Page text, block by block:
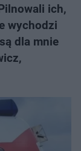
ich,
wychodzi
dla mnie